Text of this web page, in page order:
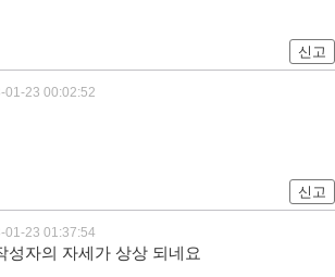
신고
01-23 00:02:52
신고
01-23 01:37:54
성자의 자세가 상상 되네요